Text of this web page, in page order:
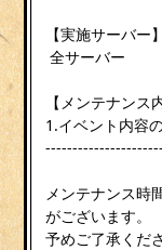
【実施サーバー】
全サーバー
【メンテナンス
1.イベント内容
メンテナンス時
がございます。
予めご了承くだ